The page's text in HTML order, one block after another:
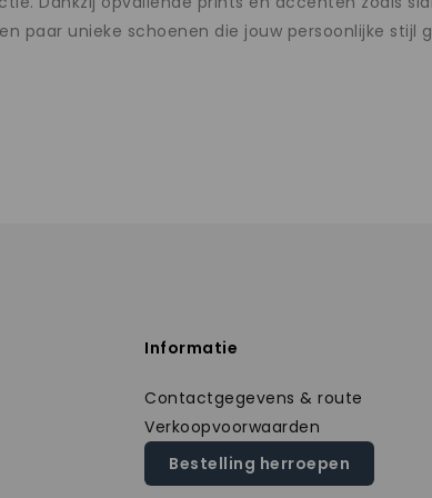
paar unieke schoenen die jouw persoonlijke
Informatie
Contactgegevens & route
Verkoopvoorwaarden
Bestelling herroepen